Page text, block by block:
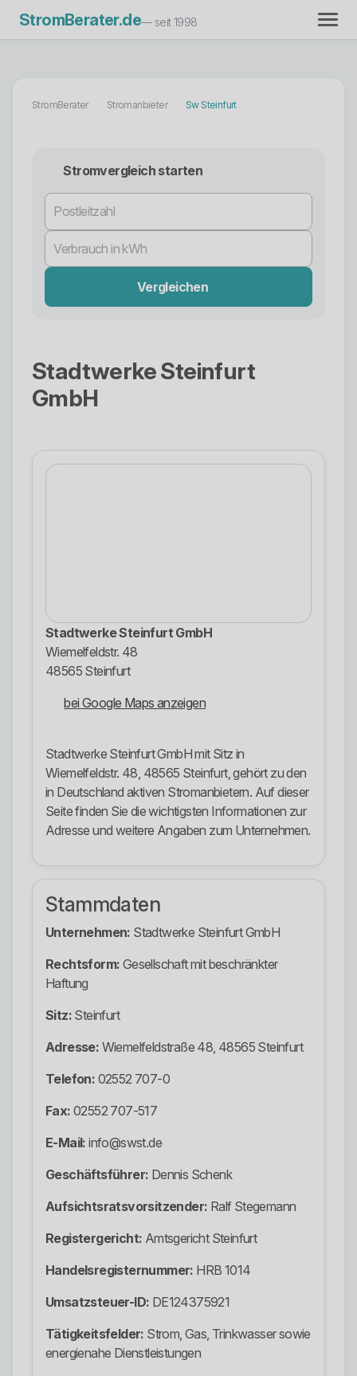
StromBerater.de— seit 1998
StromBerater Stromanbieter Sw Steinfurt
Stromvergleich starten
Vergleichen
Stadtwerke Steinfurt
GmbH
Stadtwerke Steinfurt GmbH
Wiemelfeldstr. 48
48565 Steinfurt
bei Google Maps anzeigen
Stadtwerke Steinfurt GmbH mit Sitz in
Wiemelfeldstr. 48, 48565 Steinfurt, gehört zu den
in Deutschland aktiven Stromanbietern. Auf dieser
Seite finden Sie die wichtigsten Informationen zur
Adresse und weitere Angaben zum Unternehmen.
Stammdaten
Unternehmen: Stadtwerke Steinfurt GmbH
Rechtsform: Gesellschaft mit beschränkter
Haftung
Sitz: Steinfurt
Adresse: Wiemelfeldstraße 48, 48565 Steinfurt
Telefon: 02552 707-0
Fax: 02552 707-517
E-Mail: info@swst.de
Geschäftsführer: Dennis Schenk
Aufsichtsratsvorsitzender: Ralf Stegemann
Registergericht: Amtsgericht Steinfurt
Handelsregisternummer: HRB 1014
Umsatzsteuer-ID: DE124375921
Tätigkeitsfelder: Strom, Gas, Trinkwasser sowie
energienahe Dienstleistungen